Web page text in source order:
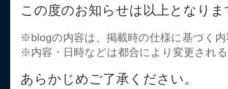
この度のお知らせは以上となりま
※blogの内容は、掲載時の仕様に基づく
※内容・日時などは都合により変更され
あらかじめご了承ください。